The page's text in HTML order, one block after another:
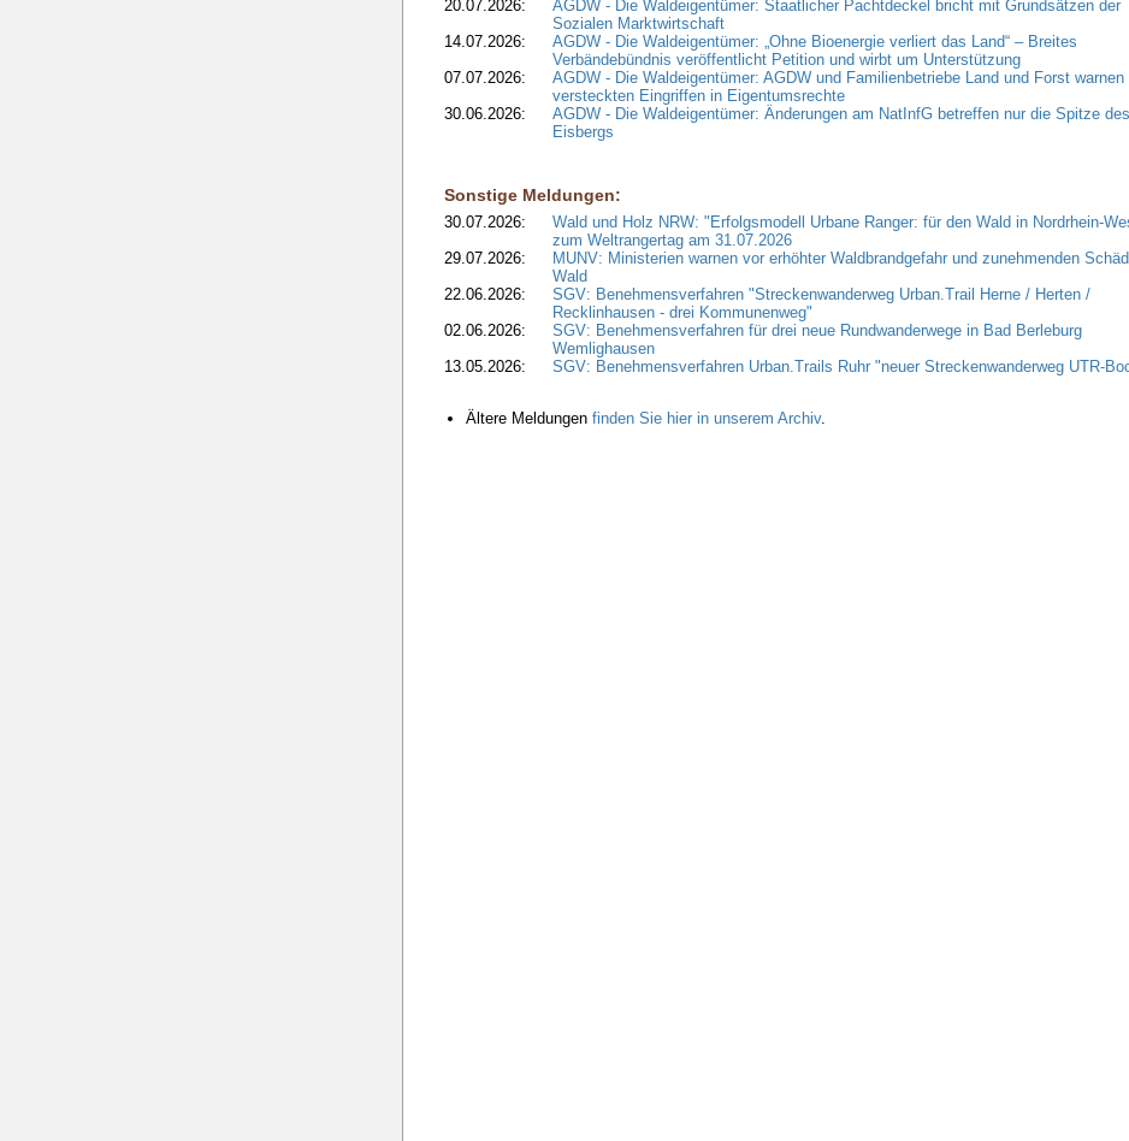
20.07.2026:
AGDW - Die Waldeigentümer: Staatlicher Pachtdeckel bricht mit Grundsätzen der
Sozialen Marktwirtschaft
14.07.2026:
AGDW - Die Waldeigentümer: „Ohne Bioenergie verliert das Land“ – Breites
Verbändebündnis veröffentlicht Petition und wirbt um Unterstützung
07.07.2026:
AGDW - Die Waldeigentümer: AGDW und Familienbetriebe Land und Forst warnen
versteckten Eingriffen in Eigentumsrechte
30.06.2026:
AGDW - Die Waldeigentümer: Änderungen am NatInfG betreffen nur die Spitze des
Eisbergs
Sonstige Meldungen:
30.07.2026:
Wald und Holz NRW: "Erfolgsmodell Urbane Ranger: für den Wald in Nordrhein-
zum Weltrangertag am 31.07.2026
29.07.2026:
MUNV: Ministerien warnen vor erhöhter Waldbrandgefahr und zunehmenden
Wald
22.06.2026:
SGV: Benehmensverfahren "Streckenwanderweg Urban.Trail Herne / Herten /
Recklinhausen - drei Kommunenweg"
02.06.2026:
SGV: Benehmensverfahren für drei neue Rundwanderwege in Bad Berleburg
Wemlighausen
13.05.2026:
SGV: Benehmensverfahren Urban.Trails Ruhr "neuer Streckenwanderweg UTR-
Ältere Meldungen finden Sie hier in unserem Archiv.